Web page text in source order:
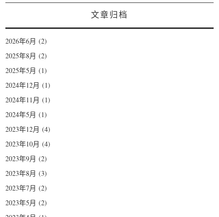
文章归档
2026年6月 (2)
2025年8月 (2)
2025年5月 (1)
2024年12月 (1)
2024年11月 (1)
2024年5月 (1)
2023年12月 (4)
2023年10月 (4)
2023年9月 (2)
2023年8月 (3)
2023年7月 (2)
2023年5月 (2)